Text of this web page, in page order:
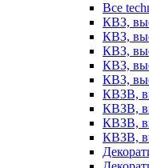
Все
КВЗ,
КВЗ,
КВЗ,
КВЗ,
КВЗ,
КВЗВ,
КВЗВ,
КВЗВ,
КВЗВ,